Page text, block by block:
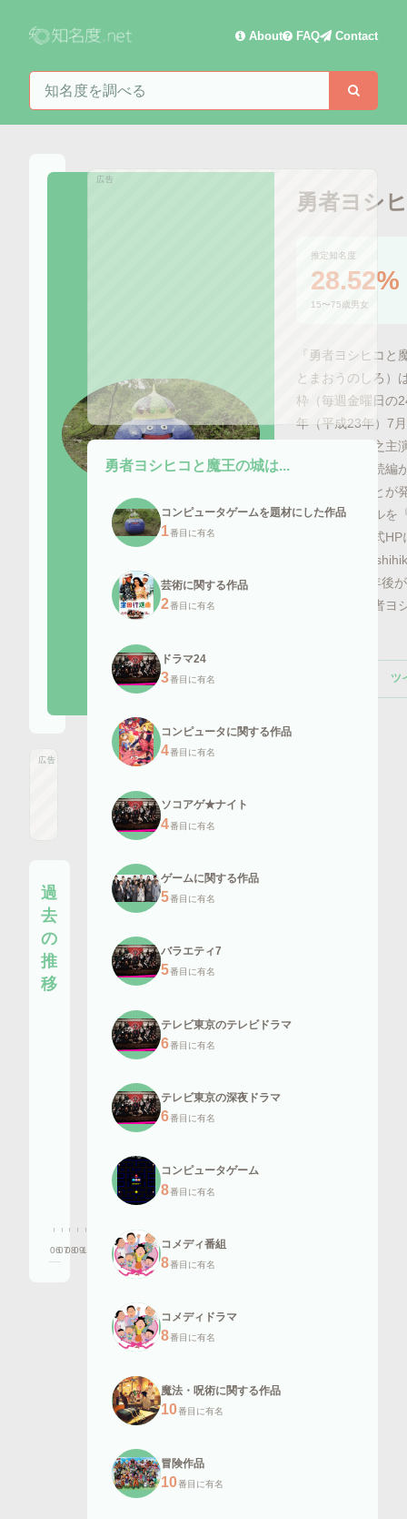
About FAQ Contact
知名度を検索
画像引用元: livedoor.blogimg.jp
勇者ヨシ
推定知名度
28.52%
15〜75歳男女
『勇者ヨシヒコと
とまおうのしろ）
枠（毎週金曜日の
年（平成23年）7
された山田孝之主
ジョン制作。続
放送されること
続編のタイトルを
することが公式
tokyo.co.jp/
ストから100年後
章となる『勇者ヨ
ツ
広告
過
去
の
推
移
0607080910 13
32.56
14
31.39
15
28.52
16
広告
勇者ヨシヒコと魔王の城は...
コンピュータゲームを題材にした作品
1番目に有名
芸術に関する作品
2番目に有名
ドラマ24
3番目に有名
コンピュータに関する作品
4番目に有名
ソコアゲ★ナイト
4番目に有名
ゲームに関する作品
5番目に有名
バラエティ7
5番目に有名
テレビ東京のテレビドラマ
6番目に有名
テレビ東京の深夜ドラマ
6番目に有名
コンピュータゲーム
8番目に有名
コメディ番組
8番目に有名
コメディドラマ
8番目に有名
魔法・呪術に関する作品
10番目に有名
冒険作品
10番目に有名